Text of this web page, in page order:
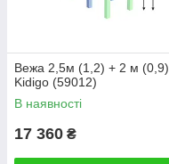
Вежа 2,5м (1,2) + 2 м (0,9)
Kidigo (59012)
В наявності
17 360 ₴